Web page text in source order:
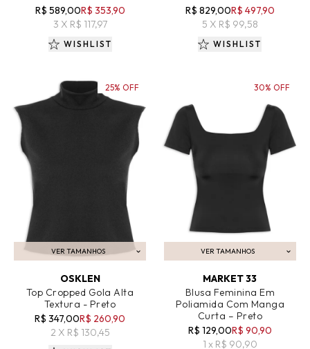
R$ 589,00R$ 353,90
3 X R$ 117,97
WISHLIST
R$ 829,00R$ 497,90
5 X R$ 99,58
WISHLIST
VER TAMANHOS
ADICIONAR AO CARRINHO
OSKLEN
Top Cropped Gola Alta
Textura - Preto
R$ 347,00R$ 260,90
2 X R$ 130,45
25% OFF
VER TAMANHOS
ADICIONAR AO CARRINHO
MARKET 33
Blusa Feminina Em
Poliamida Com Manga
Curta – Preto
R$ 129,00R$ 90,90
1 x R$ 90,90
30% OFF